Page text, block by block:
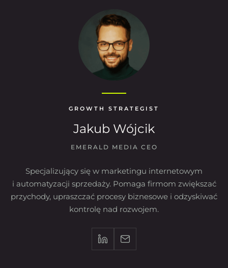
GROWTH STRATEGIST
Jakub Wójcik
EMERALD MEDIA CEO
Specjalizujący się w marketingu internetowym
i automatyzacji sprzedaży. Pomaga firmom zwiększać
przychody, upraszczać procesy biznesowe i odzyskiwać
kontrolę nad rozwojem.